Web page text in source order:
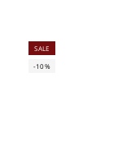
SALE
-10%